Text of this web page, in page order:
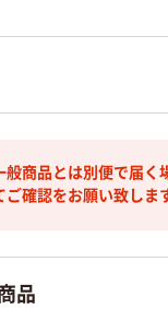
般商品とは別便で届く
確認をお願い致しま
品